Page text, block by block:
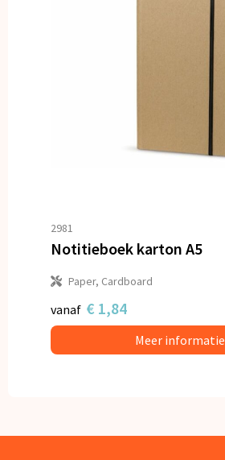
2981
Notitieboek karton A5
Paper, Cardboard
vanaf € 1,84
Meer informatie